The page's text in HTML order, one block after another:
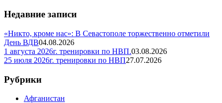
Недавние записи
«Никто, кроме нас»: В Севастополе торжественно отметили
День ВДВ04.08.2026
1 августа 2026г. тренировки по НВП.03.08.2026
25 июля 2026г. тренировки по НВП27.07.2026
Рубрики
Афганистан